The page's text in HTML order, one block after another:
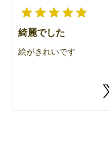
綺麗でした
絵がきれいです